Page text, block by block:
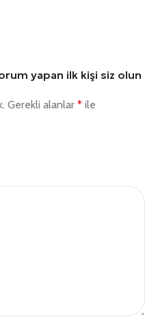
yapan ilk kişi siz olun
Gerekli alanlar * ile